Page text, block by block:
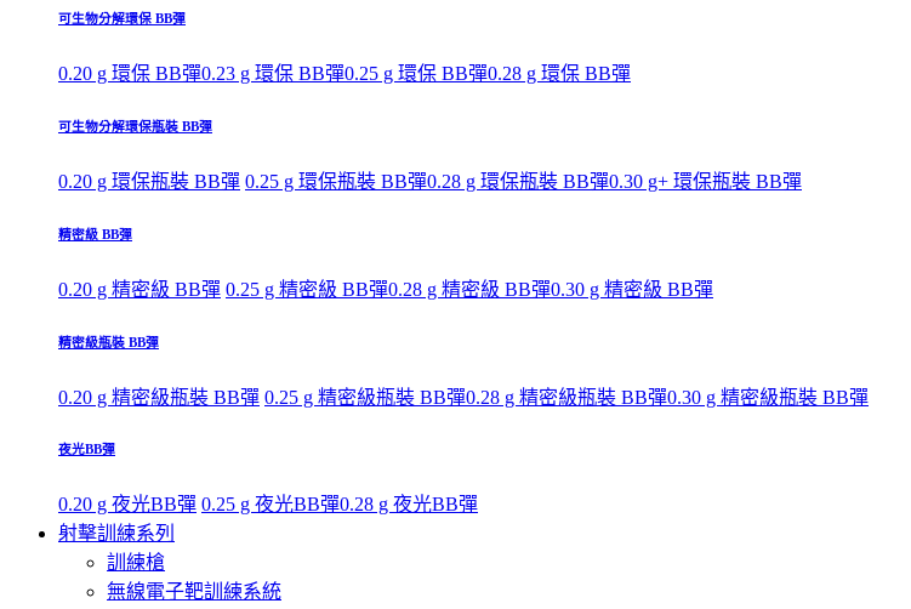
可生物分解環保 BB彈
0.20 g 環保 BB彈0.23 g 環保 BB彈0.25 g 環保 BB彈0.28 g 環保 BB彈
可生物分解環保瓶裝 BB彈
0.20 g 環保瓶裝 BB彈 0.25 g 環保瓶裝 BB彈0.28 g 環保瓶裝 BB彈0.30 g+ 環保瓶裝 BB彈
精密級 BB彈
0.20 g 精密級 BB彈 0.25 g 精密級 BB彈0.28 g 精密級 BB彈0.30 g 精密級 BB彈
精密級瓶裝 BB彈
0.20 g 精密級瓶裝 BB彈 0.25 g 精密級瓶裝 BB彈0.28 g 精密級瓶裝 BB彈0.30 g 精密級瓶裝 BB彈
夜光BB彈
0.20 g 夜光BB彈 0.25 g 夜光BB彈0.28 g 夜光BB彈
射擊訓練系列
訓練槍
無線電子靶訓練系統